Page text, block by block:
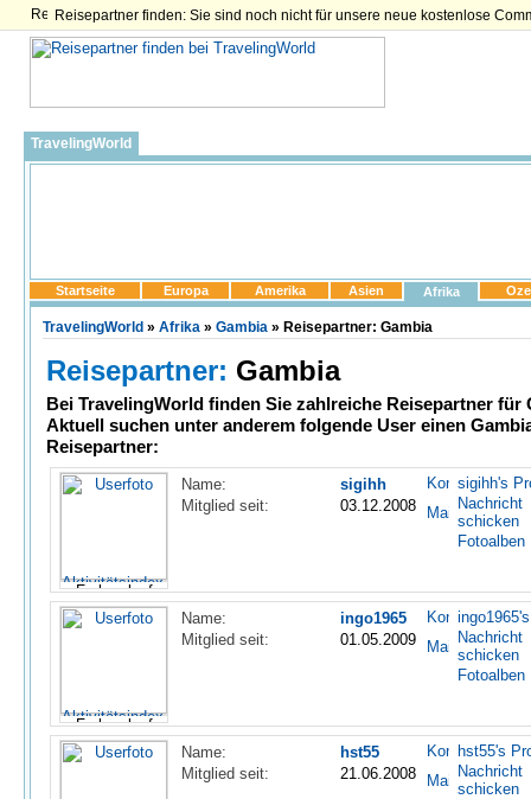
Reisepartner finden: Sie sind noch nicht für unsere neue kostenlose
TravelingWorld
Startseite Europa Amerika Asien Afrika
TravelingWorld » Afrika » Gambia » Reisepartner: Gambia
Reisepartner: Gambia
Bei TravelingWorld finden Sie zahlreiche Reisepartner für
Aktuell suchen unter anderem folgende User einen
Reisepartner:
Name:
sigihh
Mitglied seit:
03.12.2008
sigihh's
Nachricht
schicken
Fotoalben
Name:
ingo1965
Mitglied seit:
01.05.2009
Nachricht
schicken
Fotoalben
Name:
hst55
Mitglied seit:
21.06.2008
hst55's
Nachricht
schicken